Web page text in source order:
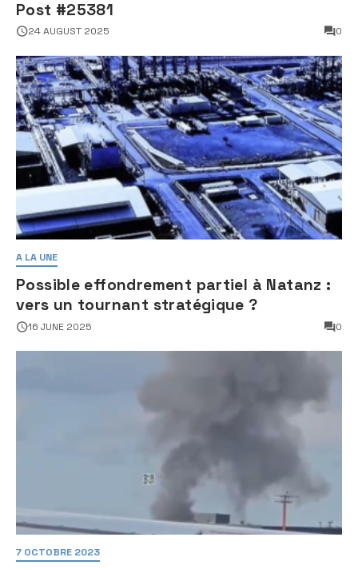
Post #25381
24 AUGUST 2025 0
A LA UNE
Possible effondrement partiel à Natanz :
vers un tournant stratégique ?
16 JUNE 2025 0
7 OCTOBRE 2023